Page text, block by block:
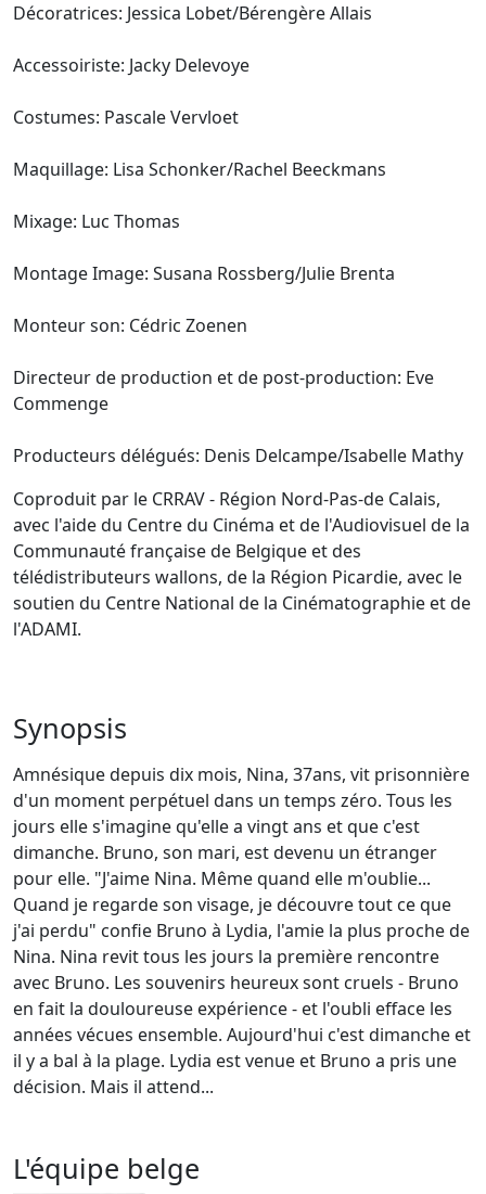
Décoratrices: Jessica Lobet/Bérengère Allais
Accessoiriste: Jacky Delevoye
Costumes: Pascale Vervloet
Maquillage: Lisa Schonker/Rachel Beeckmans
Mixage: Luc Thomas
Montage Image: Susana Rossberg/Julie Brenta
Monteur son: Cédric Zoenen
Directeur de production et de post-production: Eve
Commenge
Producteurs délégués: Denis Delcampe/Isabelle Mathy
Coproduit par le CRRAV - Région Nord-Pas-de Calais,
avec l'aide du Centre du Cinéma et de l'Audiovisuel de la
Communauté française de Belgique et des
télédistributeurs wallons, de la Région Picardie, avec le
soutien du Centre National de la Cinématographie et de
l'ADAMI.
Synopsis
Amnésique depuis dix mois, Nina, 37ans, vit prisonnière
d'un moment perpétuel dans un temps zéro. Tous les
jours elle s'imagine qu'elle a vingt ans et que c'est
dimanche. Bruno, son mari, est devenu un étranger
pour elle. "J'aime Nina. Même quand elle m'oublie...
Quand je regarde son visage, je découvre tout ce que
j'ai perdu" confie Bruno à Lydia, l'amie la plus proche de
Nina. Nina revit tous les jours la première rencontre
avec Bruno. Les souvenirs heureux sont cruels - Bruno
en fait la douloureuse expérience - et l'oubli efface les
années vécues ensemble. Aujourd'hui c'est dimanche et
il y a bal à la plage. Lydia est venue et Bruno a pris une
décision. Mais il attend...
L'équipe belge